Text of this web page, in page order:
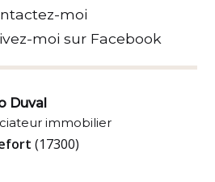
moi
moi sur Facebook
Duval
immobilier
(17300)